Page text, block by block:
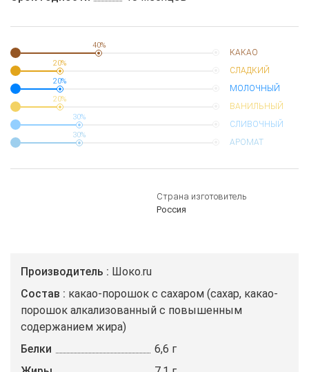
40%
КАКАО
20%
СЛАДКИЙ
20%
МОЛОЧНЫЙ
20%
ВАНИЛЬНЫЙ
30%
СЛИВОЧНЫЙ
30%
АРОМАТ
Страна изготовитель
Россия
Производитель
Шоко.ru
Состав
какао-порошок с сахаром (сахар, какао-
порошок алкализованный с повышенным
содержанием жира)
Белки
6,6 г